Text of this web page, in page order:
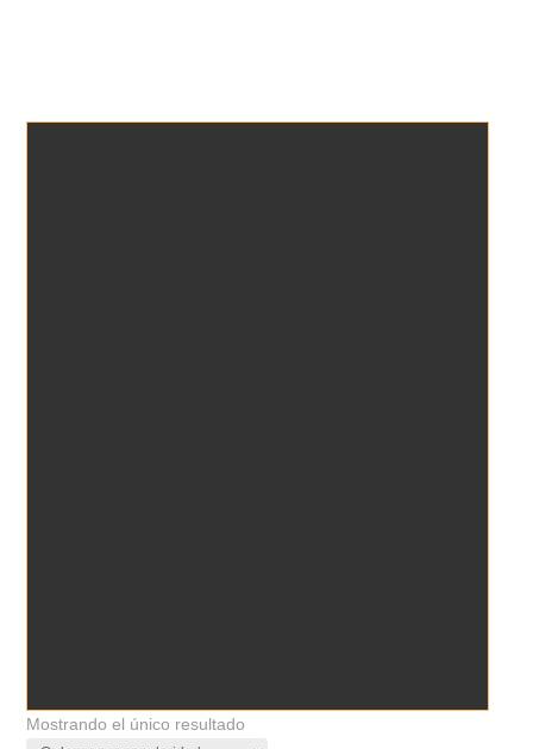
Mostrando el único resultado